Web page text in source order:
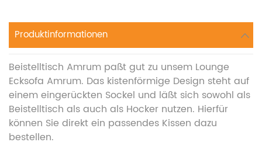
Produktinformationen
Beistelltisch Amrum paßt gut zu unsem Lounge
Ecksofa Amrum. Das kistenförmige Design steht auf
einem eingerückten Sockel und läßt sich sowohl als
Beistelltisch als auch als Hocker nutzen. Hierfür
können Sie direkt ein passendes Kissen dazu
bestellen.